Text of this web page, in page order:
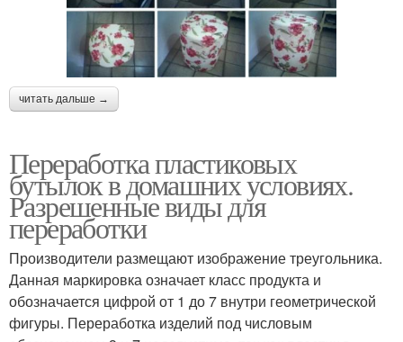
читать дальше →
Переработка пластиковых
бутылок в домашних условиях.
Разрешенные виды для
переработки
Производители размещают изображение треугольника.
Данная маркировка означает класс продукта и
обозначается цифрой от 1 до 7 внутри геометрической
фигуры. Переработка изделий под числовым